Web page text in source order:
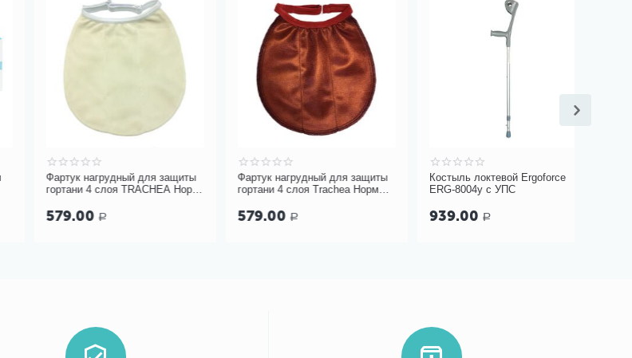
Фартук нагрудный для защиты
гортани 4 слоя TRACHEA Норм,
579.00 Р
Фартук нагрудный для защиты
гортани 4 слоя Trachea Норм
579.00 Р
Костыль локтевой Ergoforce
ERG-8004у с УПС
939.00 Р